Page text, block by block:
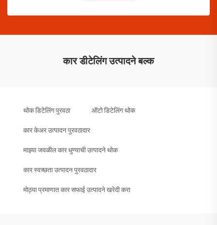
कार डीटेलिंग उत्पादने बल्क
थोक डिटेलिंग पुरवठा ऑटो डिटेलिंग थोक
कार केअर उत्पादन पुरवठादार
माझ्या जवळील कार धुण्याची उत्पादने थोक
कार स्वच्छता उत्पादन पुरवठादार
मोठ्या प्रमाणात कार सफाई उत्पादने खरेदी करा